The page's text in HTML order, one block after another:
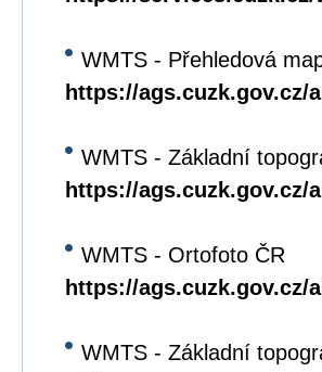
WMTS - Přehledová
https://ags.cuzk.gov.cz/
WMTS - Základní
https://ags.cuzk.gov.cz/
WMTS - Ortofoto ČR
https://ags.cuzk.gov.cz/
WMTS - Základní